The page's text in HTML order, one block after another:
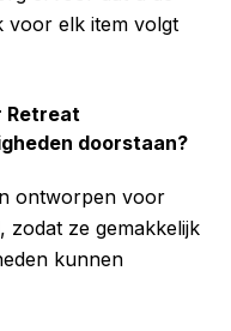
voor elk item volgt
Retreat
doorstaan?
ontworpen voor
zodat ze gemakkelijk
kunnen